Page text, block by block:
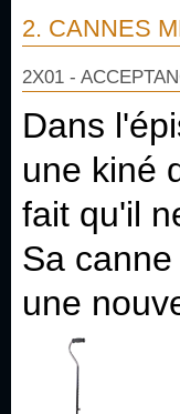
2. CANNES
2X01 -
Dans
une kiné
fait qu'il
Sa
une